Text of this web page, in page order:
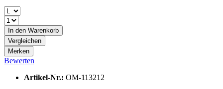
In den Warenkorb
Vergleichen
Merken
Bewerten
Artikel-Nr.: OM-113212